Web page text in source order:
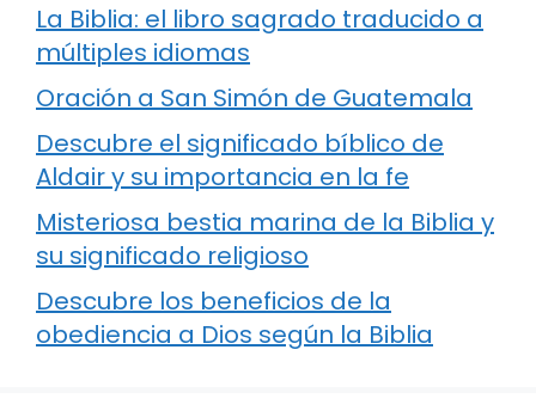
La Biblia: el libro sagrado traducido a
múltiples idiomas
Oración a San Simón de Guatemala
Descubre el significado bíblico de
Aldair y su importancia en la fe
Misteriosa bestia marina de la Biblia y
su significado religioso
Descubre los beneficios de la
obediencia a Dios según la Biblia